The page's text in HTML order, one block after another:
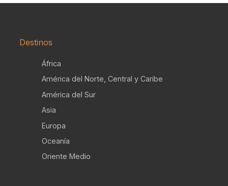
Destinos
África
América del Norte, Central y Caribe
América del Sur
Asia
Europa
Oceanía
Oriente Medio